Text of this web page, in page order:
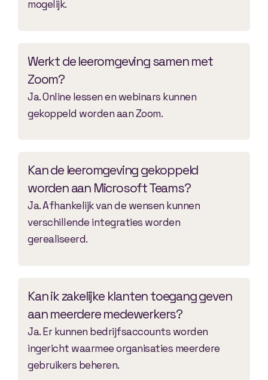
mogelijk.
Werkt de leeromgeving samen met
Zoom?
Ja. Online lessen en webinars kunnen
gekoppeld worden aan Zoom.
Kan de leeromgeving gekoppeld
worden aan Microsoft Teams?
Ja. Afhankelijk van de wensen kunnen
verschillende integraties worden
gerealiseerd.
Kan ik zakelijke klanten toegang geven
aan meerdere medewerkers?
Ja. Er kunnen bedrijfsaccounts worden
ingericht waarmee organisaties meerdere
gebruikers beheren.